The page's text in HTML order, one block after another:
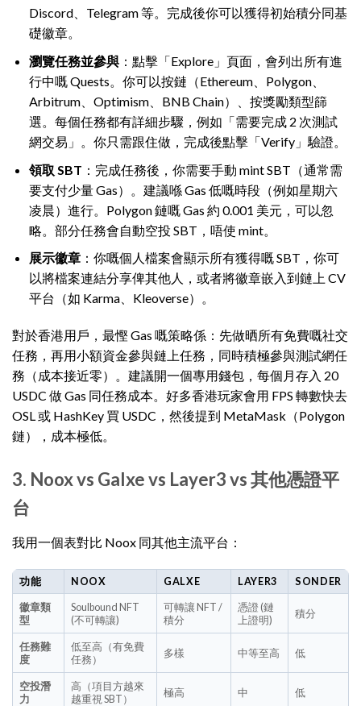
Discord、Telegram 等。完成後你可以獲得初始積分同基
礎徽章。
瀏覽任務並參與：點擊「Explore」頁面，會列出所有進
行中嘅 Quests。你可以按鏈（Ethereum、Polygon、
Arbitrum、Optimism、BNB Chain）、按獎勵類型篩
選。每個任務都有詳細步驟，例如「需要完成 2 次測試
網交易」。你只需跟住做，完成後點擊「Verify」驗證。
領取 SBT ：完成任務後，你需要手動 mint SBT（通常需
要支付少量 Gas）。建議喺 Gas 低嘅時段（例如星期六
凌晨）進行。Polygon 鏈嘅 Gas 約 0.001 美元，可以忽
略。部分任務會自動空投 SBT，唔使 mint。
展示徽章：你嘅個人檔案會顯示所有獲得嘅 SBT，你可
以將檔案連結分享俾其他人，或者將徽章嵌入到鏈上 CV
平台（如 Karma、Kleoverse）。
對於香港用戶，最慳 Gas 嘅策略係：先做晒所有免費嘅社交
任務，再用小額資金參與鏈上任務，同時積極參與測試網任
務（成本接近零）。建議開一個專用錢包，每個月存入 20
USDC 做 Gas 同任務成本。好多香港玩家會用 FPS 轉數快去
OSL 或 HashKey 買 USDC，然後提到 MetaMask（Polygon
鏈），成本極低。
3. Noox vs Galxe vs Layer3 vs 其他憑證平
台
我用一個表對比 Noox 同其他主流平台：
功能 NOOX GALXE LAYER3
SONDER
徽章類
型
Soulbound NFT
(不可轉讓)
可轉讓 NFT /
積分
憑證 (鏈
上證明)
積分
任務難
度
低至高（有免費
任務）
多樣 中等至高 低
空投潛
力
高（項目方越來
越重視 SBT）
極高 中 低